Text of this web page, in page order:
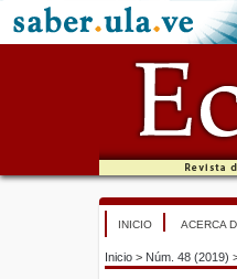
INICIO ACERCA
Inicio > Núm. 48 (2019)